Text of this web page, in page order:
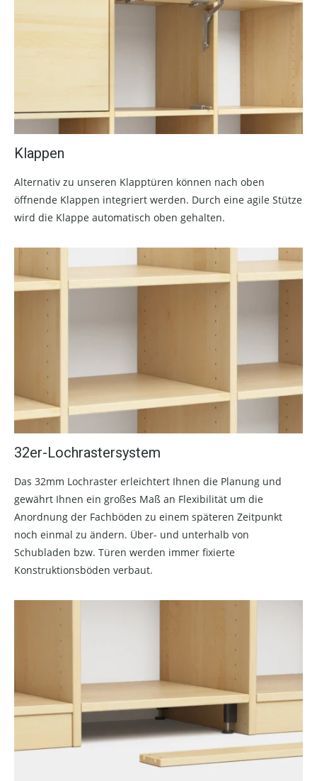
Klappen
Alternativ zu unseren Klapptüren können nach oben
öffnende Klappen integriert werden. Durch eine agile Stütze
wird die Klappe automatisch oben gehalten.
32er-Lochrastersystem
Das 32mm Lochraster erleichtert Ihnen die Planung und
gewährt Ihnen ein großes Maß an Flexibilität um die
Anordnung der Fachböden zu einem späteren Zeitpunkt
noch einmal zu ändern. Über- und unterhalb von
Schubladen bzw. Türen werden immer fixierte
Konstruktionsböden verbaut.